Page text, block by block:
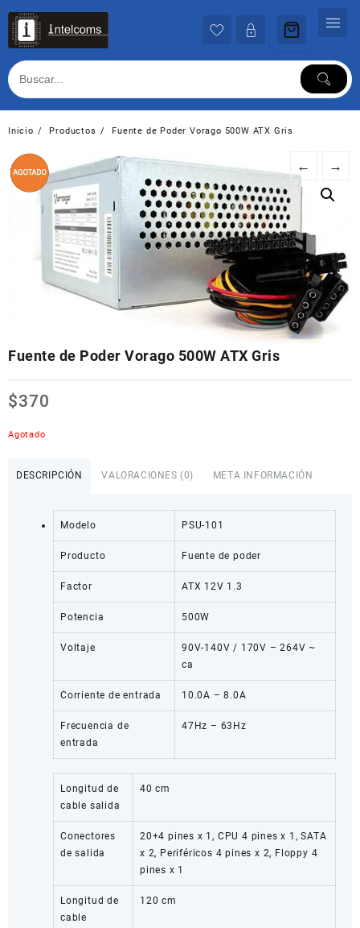
contenido
Inicio Productos Fuente de Poder Vorago 500W ATX Gris
← →
Fuente de Poder Vorago 500W ATX Gris
$370
Agotado
DESCRIPCIÓN VALORACIONES (0) META INFORMACIÓN
Modelo PSU-101
Producto Fuente de poder
Factor ATX 12V 1.3
Potencia 500W
Voltaje
90V-140V / 170V – 264V ~
ca
Corriente de entrada 10.0A – 8.0A
Frecuencia de
entrada
47Hz – 63Hz
Longitud de
cable salida
40 cm
Conectores
de salida
20+4 pines x 1, CPU 4 pines x 1, SATA
x 2, Periféricos 4 pines x 2, Floppy 4
pines x 1
Longitud de
cable
120 cm